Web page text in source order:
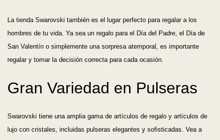
La tienda Swarovski también es el lugar perfecto para regalar a los
hombres de tu vida. Ya sea un regalo para el Día del Padre, el Día de
San Valentín o simplemente una sorpresa atemporal, es importante
regalar y tomar la decisión correcta para cada ocasión.
Gran Variedad en Pulseras
Swarovski tiene una amplia gama de artículos de regalo y artículos de
lujo con cristales, incluidas pulseras elegantes y sofisticadas. Vea a